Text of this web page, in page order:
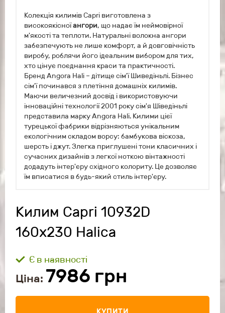
Колекція килимів Capri виготовлена з
високоякісноїангори, що надає їм неймовірної
м'якості та теплоти. Натуральні волокна ангори
забезпечують не лише комфорт, а й довговічність
виробу, роблячи його ідеальним вибором для тих,
хто цінує поєднання краси та практичності.
Бренд Angora Hali – дітище сім'ї Шиведіньлі. Бізнес
сім'ї починався з плетіння домашніх килимів.
Маючи величезний досвід і використовуючи
інноваційні технології 2001 року сім'я Шіведіньлі
представила марку Angora Hali. Килими цієї
турецької фабрики відрізняються унікальним
екологічним складом ворсу: бамбукова віскоза,
шерсть і джут. Злегка приглушені тони класичних і
сучасних дизайнів з легкої ноткою вінтажності
додадуть інтер'єру східного колориту. Це дозволяє
їм вписатися в будь-який стиль інтер'єру.
Килим Capri 10932D
160x230 Halica
Є в наявності
Ціна: 7986 грн